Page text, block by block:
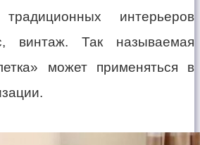
интерьеров
винтаж. Так называемая
может применяться в